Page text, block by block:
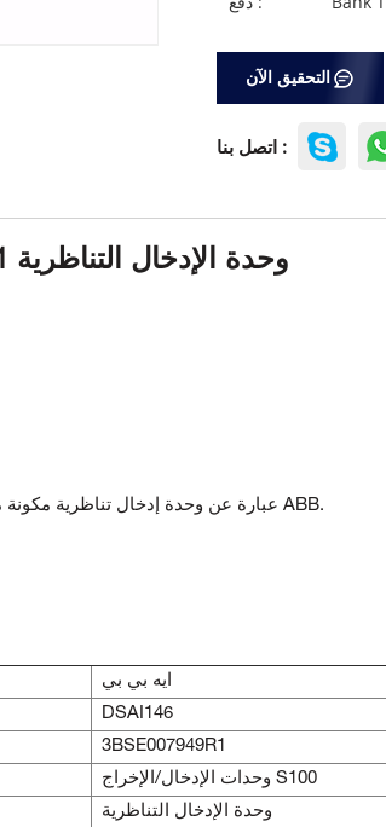
التحقيق الآن
اتصل بنا :
ABB DSAI146 3BSE007949R1 وحدة الإدخال التناظرية
DSAI146 عبارة عن وحدة إدخال تناظرية مكونة من 31 قناة تم تطويرها وتصميمها بواسطة ABB.
ايه بي بي
DSAI146
3BSE007949R1
وحدات الإدخال/الإخراج S100
وحدة الإدخال التناظرية